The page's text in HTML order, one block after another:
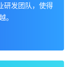
研发团队，使得
。